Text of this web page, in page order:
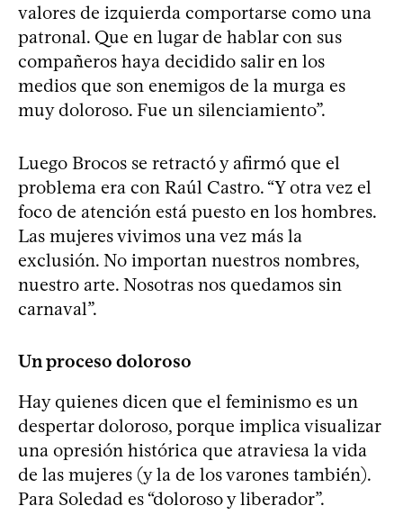
valores de izquierda comportarse como una
patronal. Que en lugar de hablar con sus
compañeros haya decidido salir en los
medios que son enemigos de la murga es
muy doloroso. Fue un silenciamiento”.
Luego Brocos se retractó y afirmó que el
problema era con Raúl Castro. “Y otra vez el
foco de atención está puesto en los hombres.
Las mujeres vivimos una vez más la
exclusión. No importan nuestros nombres,
nuestro arte. Nosotras nos quedamos sin
carnaval”.
Un proceso doloroso
Hay quienes dicen que el feminismo es un
despertar doloroso, porque implica visualizar
una opresión histórica que atraviesa la vida
de las mujeres (y la de los varones también).
Para Soledad es “doloroso y liberador”.